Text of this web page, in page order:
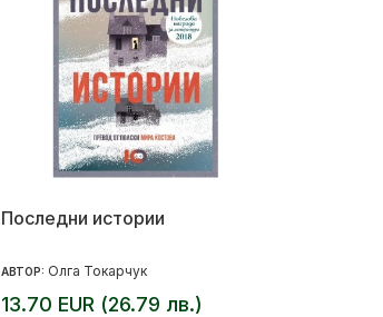
Последни истории
АВТОР: Олга Токарчук
13.70 EUR (26.79 лв.)